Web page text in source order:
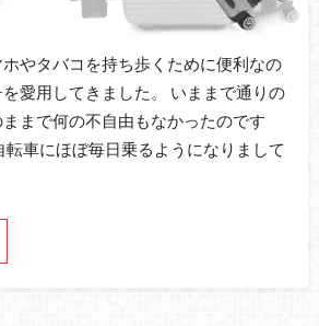
やタバコを持ち歩くために便利なの
愛用してきました。 いままで通りの
まで何の不自由もなかったのです
転車にほぼ毎日乗るようになりまして